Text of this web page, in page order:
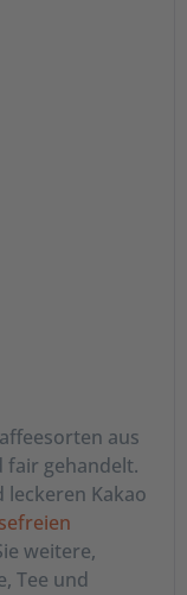
aus
fair gehandelt.
leckeren Kakao
weitere,
Tee und